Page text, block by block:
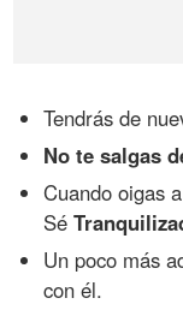
Tendrás de
No te salgas
Cuando oigas
Sé
Un poco más
con él.